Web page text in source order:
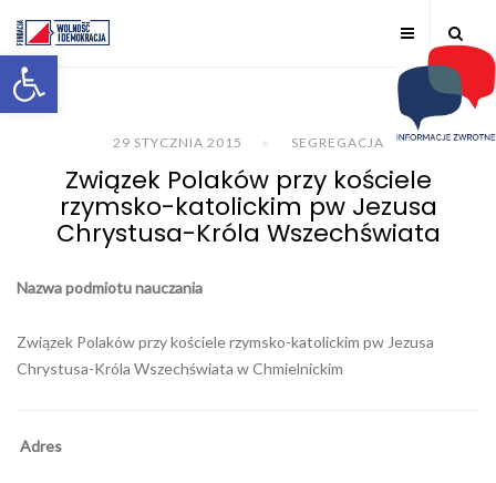
Otwórz pasek narzędzi
29 STYCZNIA 2015 SEGREGACJA
Związek Polaków przy kościele
rzymsko-katolickim pw Jezusa
Chrystusa-Króla Wszechświata
Nazwa podmiotu nauczania
Związek Polaków przy kościele rzymsko-katolickim pw Jezusa
Chrystusa-Króla Wszechświata w Chmielnickim
Adres